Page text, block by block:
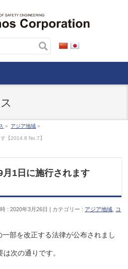
» アジア地域 »
【2014.8 No.7】
1日に施行されます
: 2020年3月26日 カテゴリー : アジア地域
コ
部を改正する法律が公布されまし
次の通りです。